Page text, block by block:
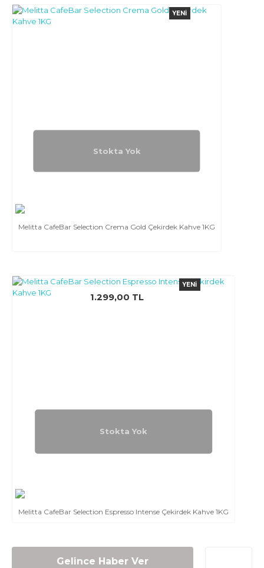
YENI
Stokta Yok
Melitta CafeBar Selection Crema Gold Çekirdek Kahve 1KG
1.299,00 TL
YENI
Stokta Yok
Melitta CafeBar Selection Espresso Intense Çekirdek Kahve 1KG
Gelince Haber Ver